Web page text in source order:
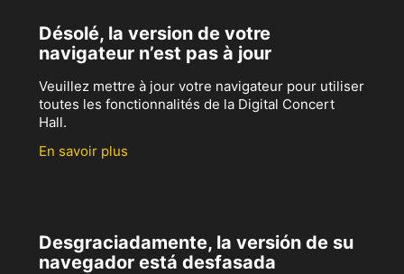
Désolé, la version de votre
navigateur n’est pas à jour
Veuillez mettre à jour votre navigateur pour utiliser
toutes les fonctionnalités de la Digital Concert
Hall.
En savoir plus
Desgraciadamente, la versión de su
navegador está desfasada